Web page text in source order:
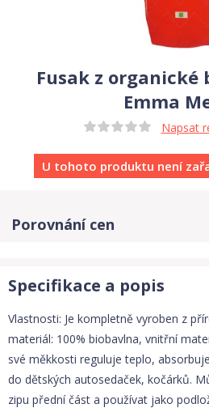
Fusak z organické
Emma
Napsat
U tohoto produktu není
Porovnání cen
Specifikace a popis
Vlastnosti: Je kompletně vyroben z
materiál: 100% biobavlna, vnitřní
své měkkosti reguluje teplo,
do dětských autosedaček, kočárků.
zipu přední část a používat jako